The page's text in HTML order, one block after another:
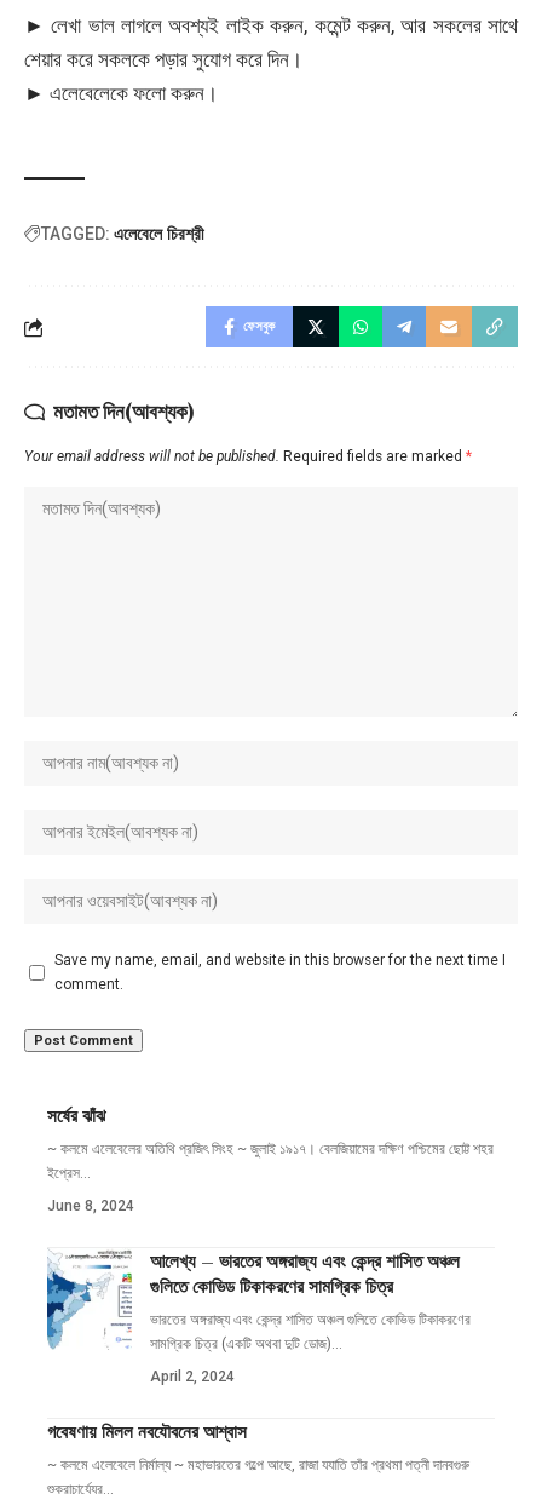
► লেখা ভাল লাগলে অবশ্যই লাইক করুন, কমেন্ট করুন, আর সকলের সাথে
শেয়ার করে সকলকে পড়ার সুযোগ করে দিন।
► এলেবেলেকে ফলো করুন।
TAGGED: এলেবেলে চিরশ্রী
ফেসবুক
মতামত দিন(আবশ্যক)
Your email address will not be published. Required fields are marked *
Save my name, email, and website in this browser for the next time I
comment.
সর্ষের ঝাঁঝ
~ কলমে এলেবেলের অতিথি প্রজিৎ সিংহ ~ জুলাই ১৯১৭। বেলজিয়ামের দক্ষিণ পশ্চিমের ছোট্ট শহর
ইপ্রেস…
June 8, 2024
আলেখ্য – ভারতের অঙ্গরাজ্য এবং কেন্দ্র শাসিত অঞ্চল
গুলিতে কোভিড টিকাকরণের সামগ্রিক চিত্র
ভারতের অঙ্গরাজ্য এবং কেন্দ্র শাসিত অঞ্চল গুলিতে কোভিড টিকাকরণের
সামগ্রিক চিত্র (একটি অথবা দুটি ডোজ)…
April 2, 2024
গবেষণায় মিলল নবযৌবনের আশ্বাস
~ কলমে এলেবেলে নির্মাল্য ~ মহাভারতের গল্পে আছে, রাজা যযাতি তাঁর প্রথমা পত্নী দানবগুরু
শুক্রাচার্য্যের…